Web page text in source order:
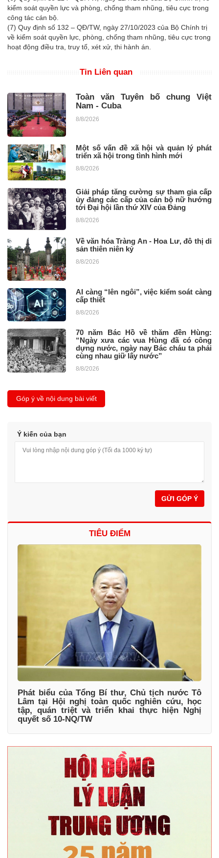
kiểm soát quyền lực và phòng, chống tham nhũng, tiêu cực trong
công tác cán bộ.
(7) Quy định số 132 – QĐ/TW, ngày 27/10/2023 của Bộ Chính trị
về kiểm soát quyền lực, phòng, chống tham nhũng, tiêu cực trong
hoạt động điều tra, truy tố, xét xử, thi hành án.
Tin Liên quan
Toàn văn Tuyên bố chung Việt
Nam - Cuba
8/8/2026
Một số vấn đề xã hội và quản lý phát
triển xã hội trong tình hình mới ​
8/8/2026
Giải pháp tăng cường sự tham gia cấp
ủy đảng các cấp của cán bộ nữ hướng
tới Đại hội lần thứ XIV của Đảng
8/8/2026
Về văn hóa Tràng An - Hoa Lư, đô thị di
sản thiên niên kỷ
8/8/2026
AI càng “lên ngôi”, việc kiểm soát càng
cấp thiết
8/8/2026
70 năm Bác Hồ về thăm đền Hùng:
“Ngày xưa các vua Hùng đã có công
dựng nước, ngày nay Bác cháu ta phải
cùng nhau giữ lấy nước”
8/8/2026
Góp ý về nội dung bài viết
Ý kiến của bạn
GỬI GÓP Ý
TIÊU ĐIỂM
Phát biểu của Tổng Bí thư, Chủ tịch nước Tô
Lâm tại Hội nghị toàn quốc nghiên cứu, học
tập, quán triệt và triển khai thực hiện Nghị
quyết số 10-NQ/TW